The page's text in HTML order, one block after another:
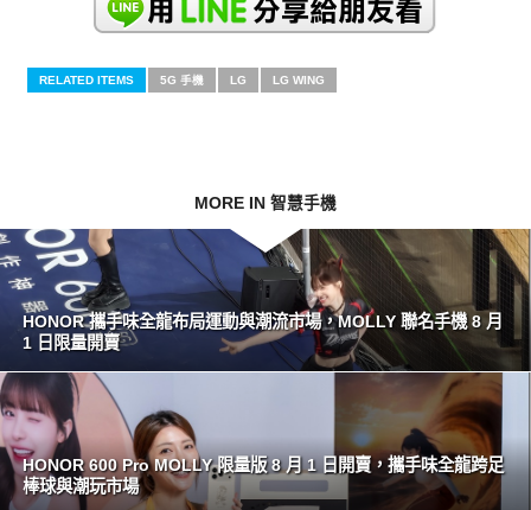
RELATED ITEMS 5G 手機 LG LG WING
MORE IN 智慧手機
HONOR 攜手味全龍布局運動與潮流市場，MOLLY 聯名手機 8 月
1 日限量開賣
HONOR 600 Pro MOLLY 限量版 8 月 1 日開賣，攜手味全龍跨足
棒球與潮玩市場